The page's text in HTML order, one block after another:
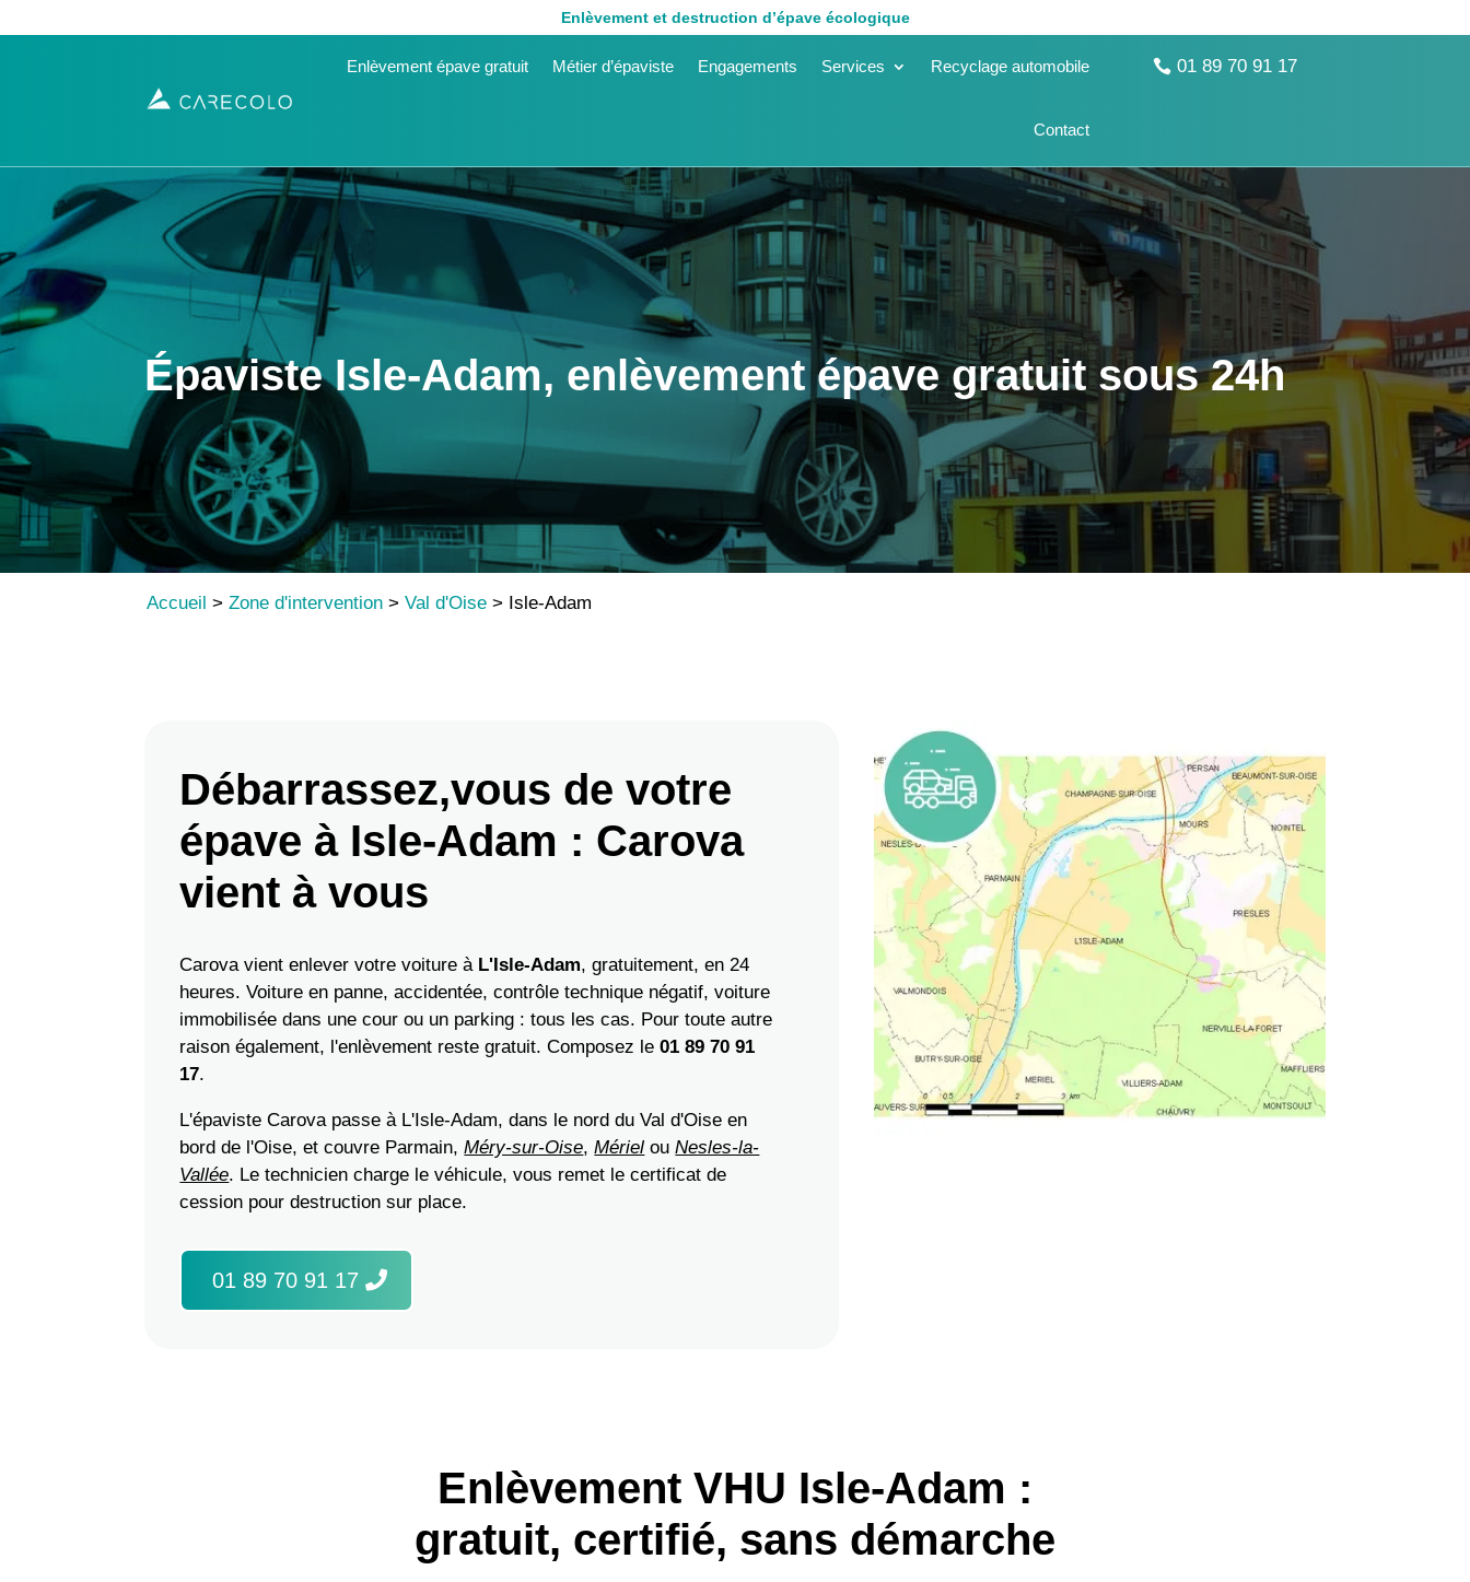
Enlèvement et destruction d’épave écologique
Enlèvement épave gratuit Métier d’épaviste Engagements Services Recyclage automobile
Contact
01 89 70 91 17
Épaviste Isle-Adam, enlèvement épave gratuit sous 24h
Accueil >Zone d'intervention >Val d'Oise > Isle-Adam
Débarrassez,vous de votre
épave à Isle-Adam : Carova
vient à vous
Carova vient enlever votre voiture à L'Isle-Adam, gratuitement, en 24
heures. Voiture en panne, accidentée, contrôle technique négatif, voiture
immobilisée dans une cour ou un parking : tous les cas. Pour toute autre
raison également, l'enlèvement reste gratuit. Composez le01 89 70 91
17.
L'épaviste Carova passe à L'Isle-Adam, dans le nord du Val d'Oise en
bord de l'Oise, et couvre Parmain,Méry-sur-Oise,Mériel ouNesles-la-
Vallée. Le technicien charge le véhicule, vous remet le certificat de
cession pour destruction sur place.
01 89 70 91 17
Enlèvement VHU Isle-Adam :
gratuit, certifié, sans démarche